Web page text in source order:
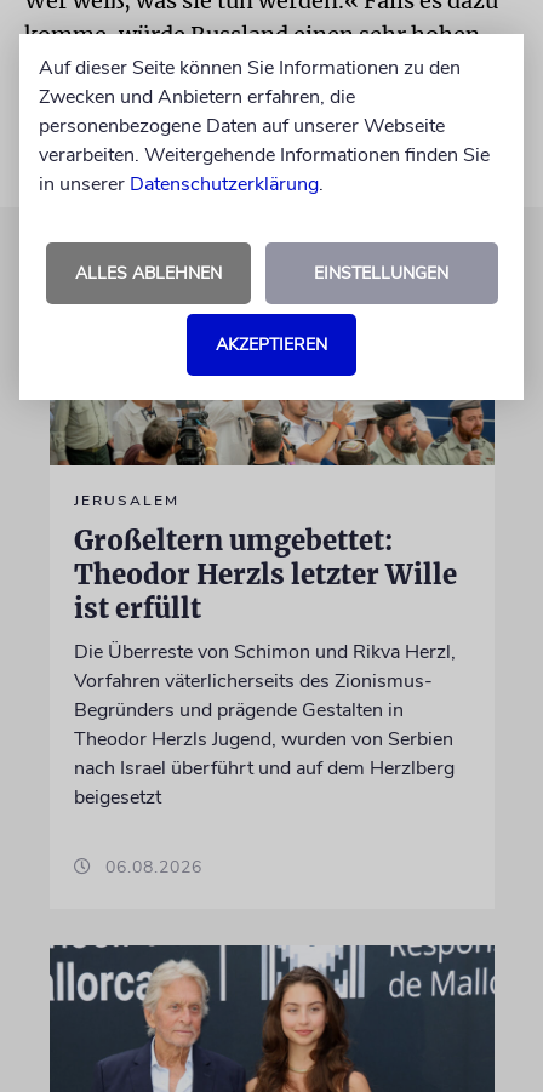
komme, würde Russland einen sehr hohen
Preis bezahlen.
JERUSALEM
Großeltern umgebettet:
Theodor Herzls letzter Wille
ist erfüllt
Die Überreste von Schimon und Rikva Herzl,
Vorfahren väterlicherseits des Zionismus-
Begründers und prägende Gestalten in
Theodor Herzls Jugend, wurden von Serbien
nach Israel überführt und auf dem Herzlberg
beigesetzt
06.08.2026
Auf dieser Seite können Sie Informationen zu den
Zwecken und Anbietern erfahren, die
personenbezogene Daten auf unserer Webseite
verarbeiten. Weitergehende Informationen finden Sie
in unserer Datenschutzerklärung.
ALLES ABLEHNEN EINSTELLUNGEN
AKZEPTIEREN